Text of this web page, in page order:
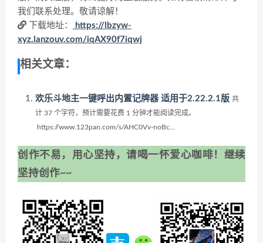
我们联系处理。敬请谅解！
下载地址：
https://lbzyw-
xyz.lanzouv.com/iqAX90f7iqwj
相关文章：
欢乐斗地主一键呼出内置记牌器 适用于2.22.2.1版 共
计 37 个字符，预计需要花费 1 分钟才能阅读完成。
https://www.123pan.com/s/AHC0Vv-noBc...
创作不易，用心坚持，请喝一怀爱心咖啡！继续
坚持创作~~